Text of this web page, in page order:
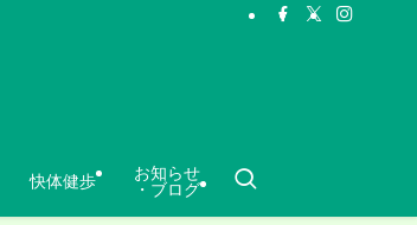
快体健歩
お知らせ
・ブログ